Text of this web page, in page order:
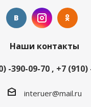
Наши контакты
-390-09-70 , +7 (910)
interuer@mail.ru